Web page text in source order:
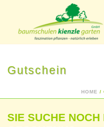
Gutschein
HOME /
SIE SUCHE